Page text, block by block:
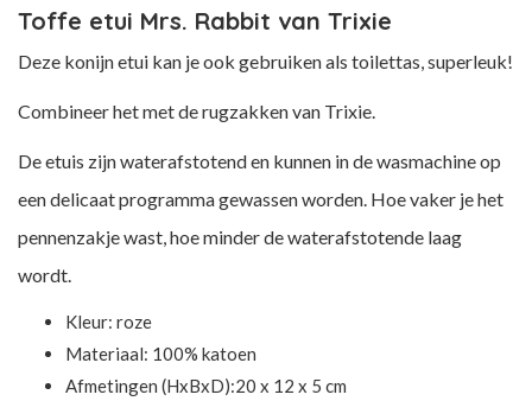
Toffe etui Mrs. Rabbit van Trixie
Deze konijn etui kan je ook gebruiken als toilettas, superleuk!
Combineer het met de rugzakken van Trixie.
De etuis zijn waterafstotend en kunnen in de wasmachine op
een delicaat programma gewassen worden. Hoe vaker je het
pennenzakje wast, hoe minder de waterafstotende laag
wordt.
Kleur: roze
Materiaal: 100% katoen
Afmetingen (HxBxD):20 x 12 x 5 cm